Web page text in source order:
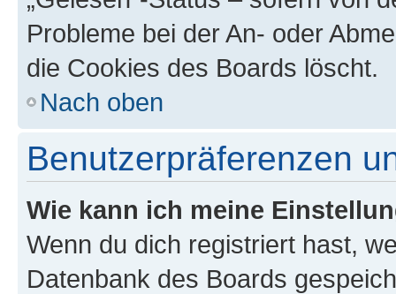
Probleme bei der An- oder
die Cookies des Boards löscht.
Nach oben
Benutzerpräferenzen
Wie kann ich meine
Wenn du dich registriert hast,
Datenbank des Boards